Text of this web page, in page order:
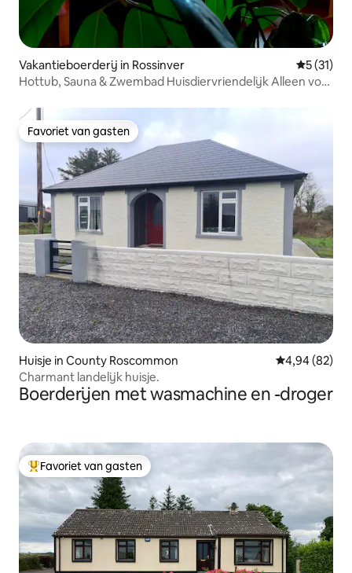
Vakantieboerderij in Rossinver
5 (31)
Hottub, Sauna & Zwembad Huisdiervriendelijk Alleen voor
Favoriet van gasten
Favoriet van gasten
Huisje in County Roscommon Gemiddelde
4,94 (82)
Charmant landelijk huisje.
Boerderijen met wasmachine en -droger
Topfavoriet van gasten
Favoriet van gasten